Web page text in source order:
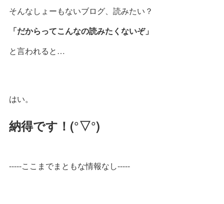
そんなしょーもないブログ、読みたい？
「だからってこんなの読みたくないぞ」
と言われると…
はい。
納得です！(°▽°)
-----ここまでまともな情報なし-----